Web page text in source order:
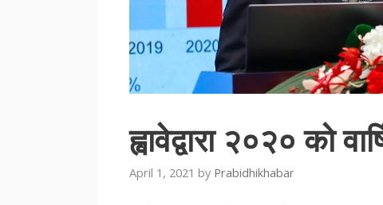
ह्वावेद्वारा २०२० को
April 1, 2021 by Prabidhikhabar